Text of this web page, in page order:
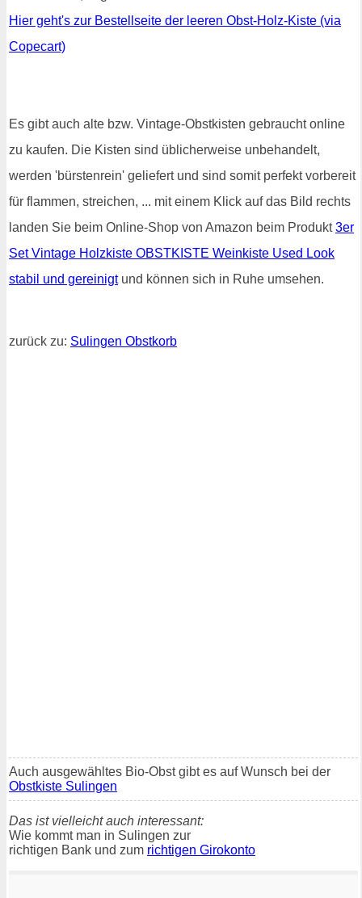
Hier geht's zur Bestellseite der leeren Obst-Holz-Kiste (via
Copecart)
Es gibt auch alte bzw. Vintage-Obstkisten gebraucht online
zu kaufen. Die Kisten sind üblicherweise unbehandelt,
werden 'bürstenrein' geliefert und sind somit perfekt vorbereit
für flammen, streichen, ... mit einem Klick auf das Bild rechts
landen Sie beim Online-Shop von Amazon beim Produkt3er
Set Vintage Holzkiste OBSTKISTE Weinkiste Used Look
stabil und gereinigtund können sich in Ruhe umsehen.
zurück zu: Sulingen Obstkorb
Auch ausgewähltes Bio-Obst gibt es auf Wunsch bei der
Obstkiste Sulingen
Das ist vielleicht auch interessant:
Wie kommt man in Sulingen zur
richtigen Bank und zum richtigen Girokonto